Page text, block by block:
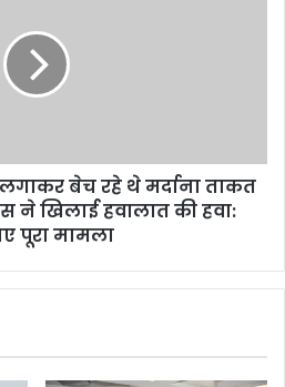
बेच रहे थे मर्दाना ताकत
ने खिलाई हवालात की हवा:
पूरा मामला